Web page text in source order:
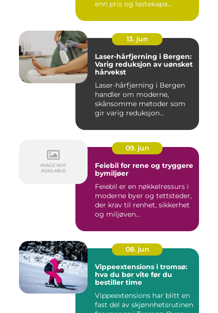
enn pris og lastekapa...
13. jun
Laser-hårfjerning i Bergen:
Varig reduksjon av uønsket
hårvekst
Laser-hårfjerning i Bergen
handler om moderne,
skånsomme metoder som
gir varig reduksjon...
09. jun
Feiebil for rene og tryggere
bymiljøer
Feiebil er en nøkkelressurs i
moderne byer og tettsteder,
der krav til renhet, sikkerhet
og miljøven...
08. jun
Vippeextensions i tromsø:
hva du bør vite før du
bestiller time
Vippeextensions har blitt en
fast del av skjønnhetsrutinen